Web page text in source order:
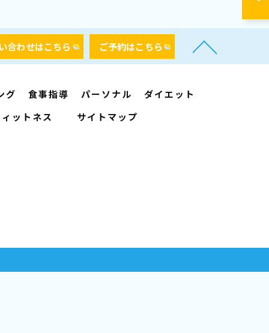
合わせはこちら ご予約はこちら
グ 食事指導 パーソナル
ダイエット
ットネス サイトマップ